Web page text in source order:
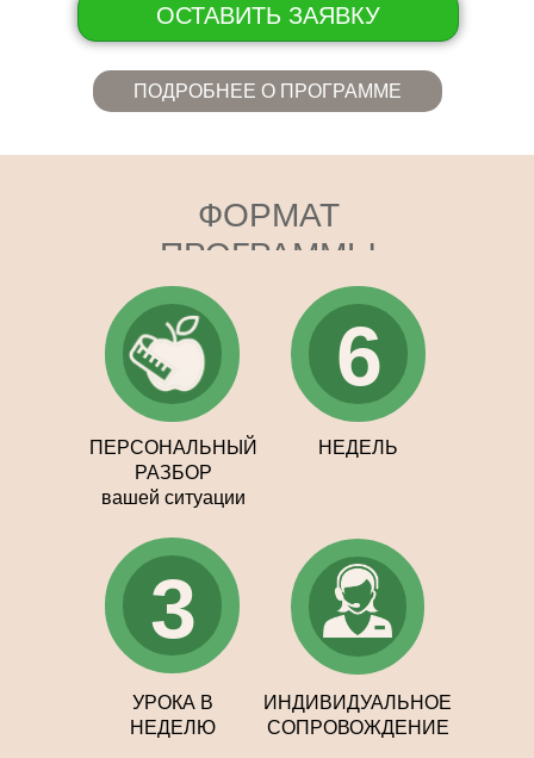
ОСТАВИТЬ ЗАЯВКУ
ПОДРОБНЕЕ О ПРОГРАММЕ
ФОРМАТ
ПРОГРАММЫ
6
ПЕРСОНАЛЬНЫЙ
РАЗБОР
вашей ситуации
ИНДИВИДУАЛЬНОЕ
СОПРОВОЖДЕНИЕ
3
УРОКА В
НЕДЕЛЮ
НЕДЕЛЬ